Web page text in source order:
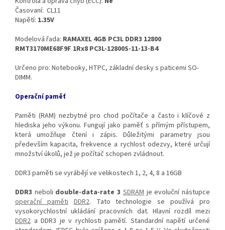
Časovaní: CL11
Napětí: 1.35V
Modelová řada: RAMAXEL 4GB PC3L DDR3 12800
RMT3170ME68F9F 1Rx8 PC3L-12800S-11-13-B4
Určeno pro: Notebooky, HTPC, základní desky s paticemi SO-
DIMM.
Operační paměť
Paměti (RAM) nezbytné pro chod počítače a často i klíčové z
hlediska jeho výkonu. Fungují jako paměť s přímým přístupem,
která umožňuje čtení i zápis. Důležitými parametry jsou
především kapacita, frekvence a rychlost odezvy, které určují
množství úkolů, jež je počítač schopen zvládnout.
DDR3 paměti se vyrábějí ve velikostech 1, 2, 4, 8 a 16GB
DDR3 neboli double-data-rate 3 SDRAMje evoluční nástupce
operační paměti DDR2. Tato technologie se používá pro
vysokorychlostní ukládání pracovních dat. Hlavní rozdíl mezi
DDR2 a DDR3 je v rychlosti pamětí. Standardní napětí určené